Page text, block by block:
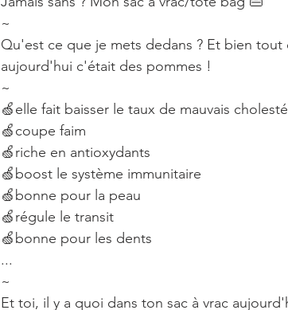
~⠀
Qu'est ce que je mets dedans ? Et bien
aujourd'hui c'était des pommes !⠀
~⠀
🍏elle fait baisser le taux de mauvais
🍏coupe faim⠀
🍏riche en antioxydants⠀
🍏boost le système immunitaire⠀
🍏bonne pour la peau⠀
🍏régule le transit⠀
🍏bonne pour les dents⠀
...⠀
~⠀
Et toi, il y a quoi dans ton sac à vrac